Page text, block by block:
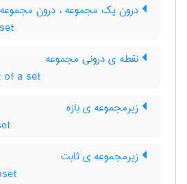
درون یک مجموعه ، درون مجموعه
نقطه ی درونی مجموعه
of a set
زیرمجموعه ی بازه
زیرمجموعه ی ثابت